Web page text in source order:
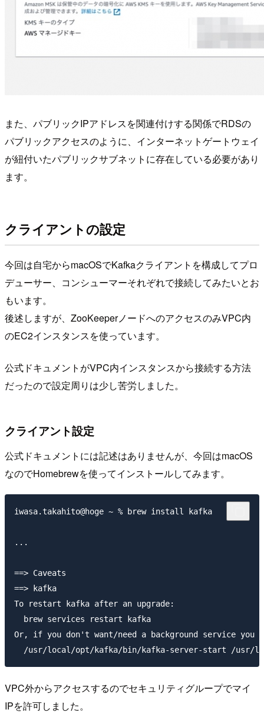
また、パブリックIPアドレスを関連付けする関係でRDSの
パブリックアクセスのように、インターネットゲートウェイ
が紐付いたパブリックサブネットに存在している必要があり
ます。
クライアントの設定
今回は自宅からmacOSでKafkaクライアントを構成してプロ
デューサー、コンシューマーそれぞれで接続してみたいとお
もいます。
後述しますが、ZooKeeperノードへのアクセスのみVPC内
のEC2インスタンスを使っています。
公式ドキュメントがVPC内インスタンスから接続する方法
だったので設定周りは少し苦労しました。
クライアント設定
公式ドキュメントには記述はありませんが、今回はmacOS
なのでHomebrewを使ってインストールしてみます。
iwasa.takahito@hoge ~ % brew install kafka
...
==> Caveats
==> kafka
To restart kafka after an upgrade:
  brew services restart kafka
Or, if you don't want/need a background service you
VPC外からアクセスするのでセキュリティグループでマイ
IPを許可しました。